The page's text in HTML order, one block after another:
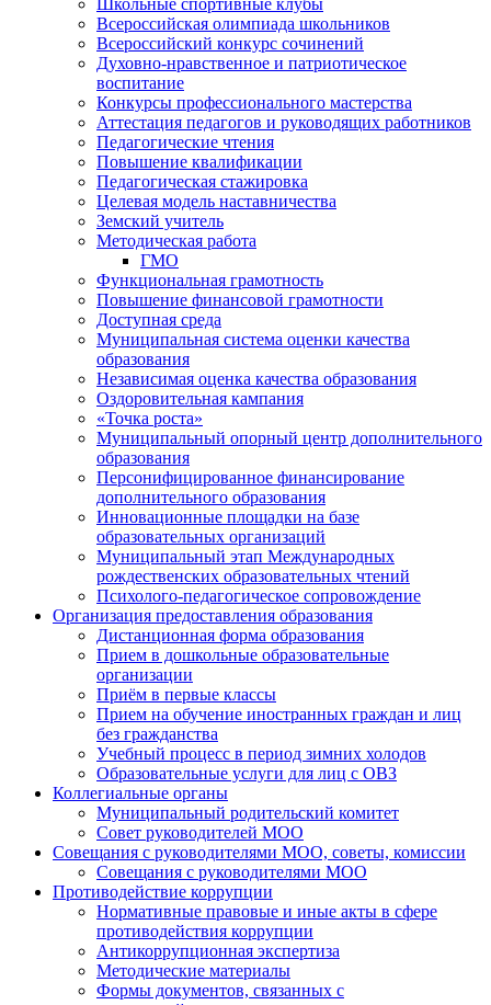
Школьные спортивные клубы
Всероссийская олимпиада школьников
Всероссийский конкурс сочинений
Духовно-нравственное и патриотическое
воспитание
Конкурсы профессионального мастерства
Аттестация педагогов и руководящих работников
Педагогические чтения
Повышение квалификации
Педагогическая стажировка
Целевая модель наставничества
Земский учитель
Методическая работа
ГМО
Функциональная грамотность
Повышение финансовой грамотности
Доступная среда
Муниципальная система оценки качества
образования
Независимая оценка качества образования
Оздоровительная кампания
«Точка роста»
Муниципальный опорный центр дополнительного
образования
Персонифицированное финансирование
дополнительного образования
Инновационные площадки на базе
образовательных организаций
Муниципальный этап Международных
рождественских образовательных чтений
Психолого-педагогическое сопровождение
Организация предоставления образования
Дистанционная форма образования
Прием в дошкольные образовательные
организации
Приём в первые классы
Прием на обучение иностранных граждан и лиц
без гражданства
Учебный процесс в период зимних холодов
Образовательные услуги для лиц с ОВЗ
Коллегиальные органы
Муниципальный родительский комитет
Совет руководителей МОО
Совещания с руководителями МОО, советы, комиссии
Совещания с руководителями МОО
Противодействие коррупции
Нормативные правовые и иные акты в сфере
противодействия коррупции
Антикоррупционная экспертиза
Методические материалы
Формы документов, связанных с